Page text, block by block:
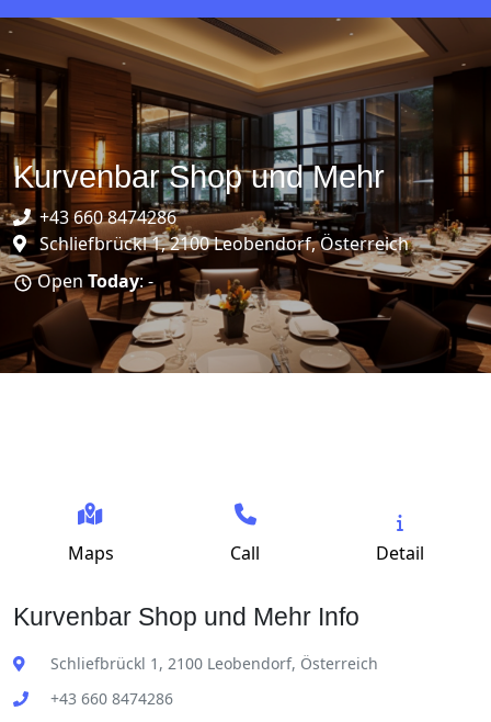
Kurvenbar Shop und Mehr
+43 660 8474286
Schliefbrückl 1, 2100 Leobendorf, Österreich
Open Today: -
Maps Call Detail
Kurvenbar Shop und Mehr Info
Schliefbrückl 1, 2100 Leobendorf, Österreich
+43 660 8474286